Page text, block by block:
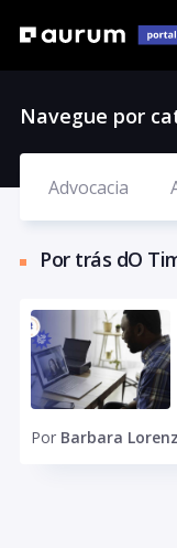
Navegue por
Advocacia
Por trás dO
Por Barbara